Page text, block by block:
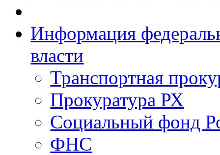
Информация
власти
Транспортная
Прокуратура РХ
Социальный фонд
ФНС